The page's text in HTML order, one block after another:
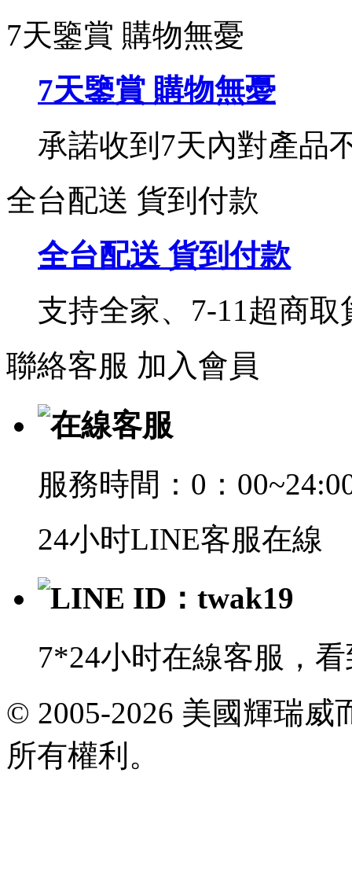
7天鑒賞 購物無憂
7天鑒賞 購物無憂
承諾收到7天內對產品
全台配送 貨到付款
全台配送 貨到付款
支持全家、7-11超商
聯絡客服 加入會員
在線客服
服務時間：0：
24小时LINE客服在線
LINE ID：twak19
7*24小时在線客服，
mail:
viagrataiwan@gmail.com
共
執
© 2005-2026 美國輝瑞
所有權利。